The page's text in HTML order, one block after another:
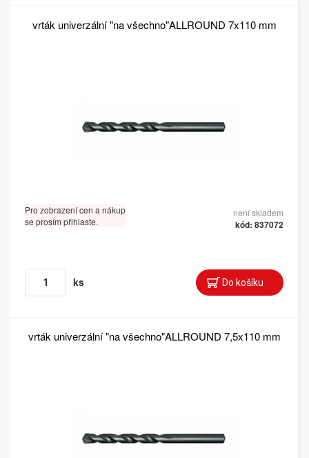
vrták univerzální "na všechno"ALLROUND 7x110 mm
Pro zobrazení cen a nákup
se prosím přihlaste.
není skladem
kód: 837072
ks
vrták univerzální "na všechno"ALLROUND 7,5x110 mm